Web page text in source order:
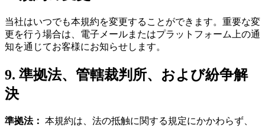
当社はいつでも本規約を変更することができます。重要な変
更を行う場合は、電子メールまたはプラットフォーム上の通
知を通じてお客様にお知らせします。
9. 準拠法、管轄裁判所、および紛争解
決
準拠法： 本規約は、法の抵触に関する規定にかかわらず、